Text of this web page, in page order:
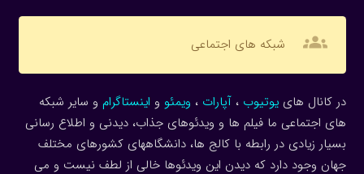
groups شبکه های اجتماعی
در کانال هاییوتیوب ، آپارات ، ویمئو و اینستاگرام و سایر شبکه
های اجتماعی ما فیلم ها و ویدئوهای جذاب، دیدنی و اطلاع رسانی
بسیار زیادی در رابطه با کالج ها، دانشگاههای کشورهای مختلف
جهان وجود دارد که دیدن این ویدئوها خالی از لطف نیست و می